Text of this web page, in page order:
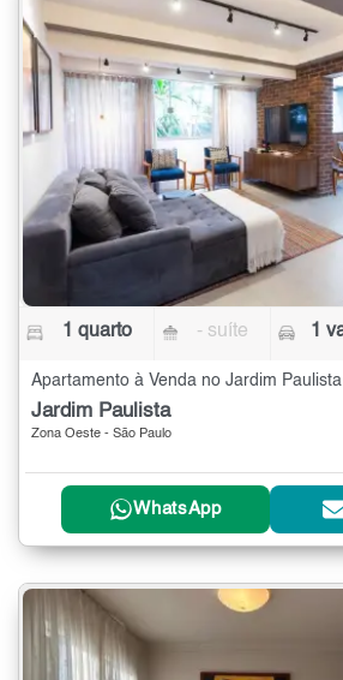
1 quarto - suíte 1
Apartamento à Venda no Jardim
Jardim Paulista
Zona Oeste - São Paulo
WhatsApp